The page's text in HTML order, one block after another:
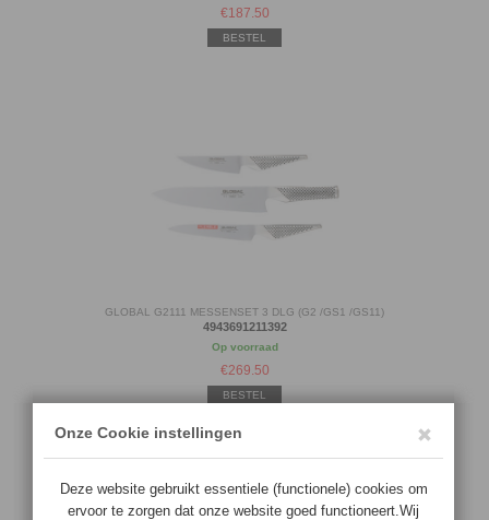
€187.50
BESTEL
GLOBAL G2111 MESSENSET 3 DLG (G2 /GS1 /GS11)
4943691211392
Op voorraad
€269.50
BESTEL